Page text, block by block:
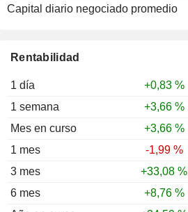
Rentabilidad
1 día
+0,83 %
1 semana
+3,66 %
Mes en curso
+3,66 %
1 mes
-1,99 %
3 mes
+33,08 %
6 mes
+8,76 %
Capital diario negociado promedio